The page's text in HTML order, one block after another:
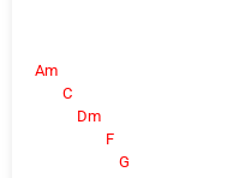
Am
C
Dm
F
G